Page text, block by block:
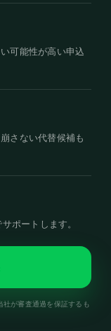
可能性が高い申込
さない代替候補も
ポートします。
が審査通過を保証するも